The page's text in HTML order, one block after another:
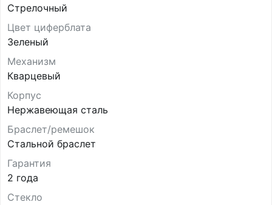
Стрелочный
Цвет циферблата
Зеленый
Механизм
Кварцевый
Корпус
Нержавеющая сталь
Браслет/ремешок
Стальной браслет
Гарантия
2 года
Стекло